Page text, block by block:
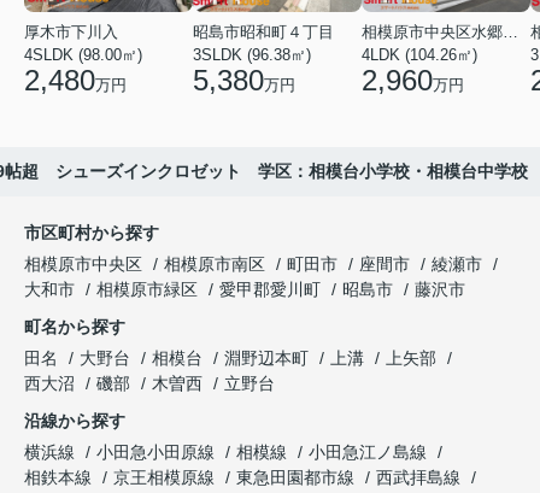
厚木市下川入
4SLDK (98.00㎡)
2,480万円
昭島市昭和町４丁目
3SLDK (96.38㎡)
5,380万円
相模原市中央区水郷田名２丁目
4LDK (104.26㎡)
2,960万円
シューズインクロゼット 学区：相模台小学校・相模台中学校
市区町村から探す
相模原市中央区
相模原市南区 町田市 座間市
綾瀬市
大和市
相模原市緑区 愛甲郡愛川町 昭島市
藤沢市
町名から探す
田名
大野台 相模台 淵野辺本町 上溝
上矢部
西大沼
磯部 木曽西
立野台
沿線から探す
横浜線
小田急小田原線 相模線
小田急江ノ島線
相鉄本線
京王相模原線 東急田園都市線
西武拝島線